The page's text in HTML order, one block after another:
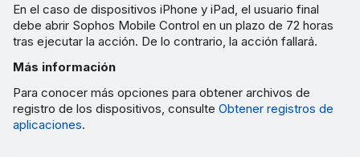
En el caso de dispositivos iPhone y iPad, el usuario final
debe abrir Sophos Mobile Control en un plazo de 72 horas
tras ejecutar la acción. De lo contrario, la acción fallará.
Más información
Para conocer más opciones para obtener archivos de
registro de los dispositivos, consulte Obtener registros de
aplicaciones.